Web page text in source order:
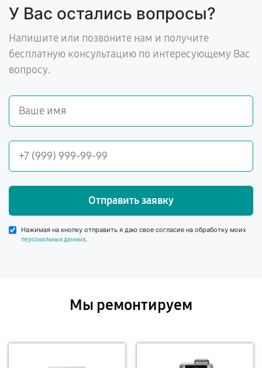
У Вас остались вопросы?
Напишите или позвоните нам и получите
бесплатную консультацию по интересующему Вас
вопросу.
Отправить заявку
Нажимая на кнопку отправить я даю свое согласие на обработку моих
персональных данных.
Мы ремонтируем